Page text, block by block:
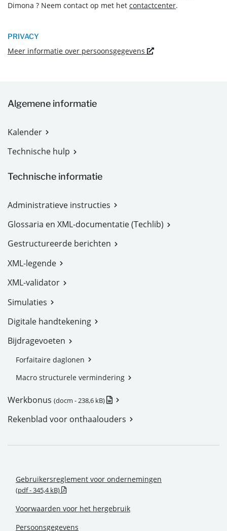
Dimona ? Neem contact op met het contactcenter.
PRIVACY
Meer informatie over persoonsgegevens Nieuw venster
Algemene informatie
Kalender
Technische hulp
Technische informatie
Administratieve instructies
Glossaria en XML-documentatie (Techlib)
Gestructureerde berichten
XML-legende
XML-validator
Simulaties
Digitale handtekening
Bijdragevoeten
Forfaitaire daglonen
Macro structurele vermindering
Werkbonus (docm - 238,6 kB)
.docm - Nieuw venster
Rekenblad voor onthaalouders
Gebruikersreglement voor ondernemingen
(pdf - 345,4 kB)
.pdf - Nieuw venster
Voorwaarden voor het hergebruik
Persoonsgegevens